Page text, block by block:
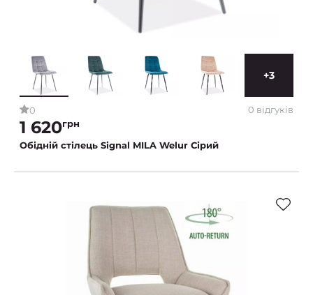
+3
0 0 відгуків
1 620грн
Обідній стілець Signal MILA Welur Сірий